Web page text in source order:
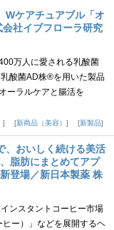
Wケアチュアブル「オ
社イブフローラ研究
万人に愛される乳酸菌
酸菌AD株®を用いた製品
ーラルケアと腸活を
新商品（美容） 新製品
、おいしく続ける美活
脂肪にまとめてアプ
登場／新日本製薬 株
ンスタントコーヒー市場
ー）」などを展開するヘ